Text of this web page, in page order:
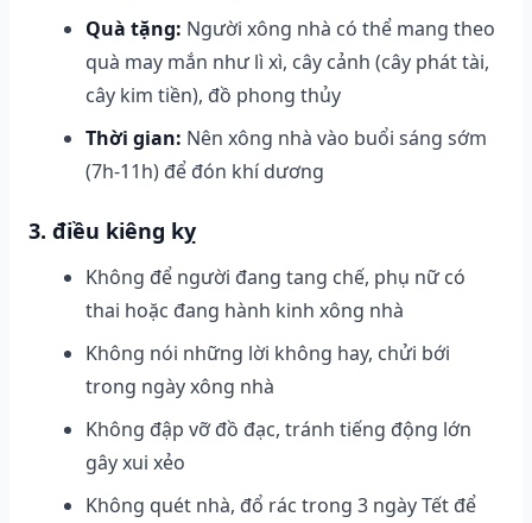
Quà tặng: Người xông nhà có thể mang theo
quà may mắn như lì xì, cây cảnh (cây phát tài,
cây kim tiền), đồ phong thủy
Thời gian: Nên xông nhà vào buổi sáng sớm
(7h-11h) để đón khí dương
3. điều kiêng kỵ
Không để người đang tang chế, phụ nữ có
thai hoặc đang hành kinh xông nhà
Không nói những lời không hay, chửi bới
trong ngày xông nhà
Không đập vỡ đồ đạc, tránh tiếng động lớn
gây xui xẻo
Không quét nhà, đổ rác trong 3 ngày Tết để